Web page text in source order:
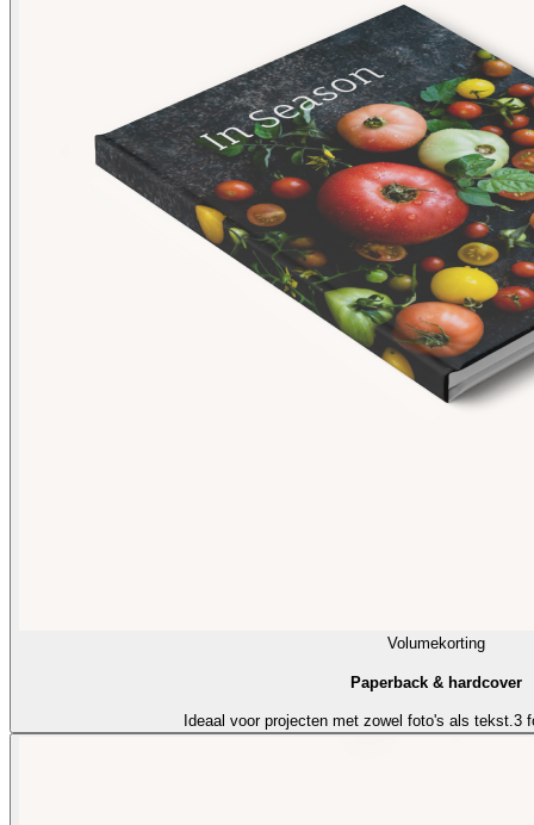
Volumekorting
Paperback & hardcover
Ideaal voor projecten met zowel foto's als tekst.3